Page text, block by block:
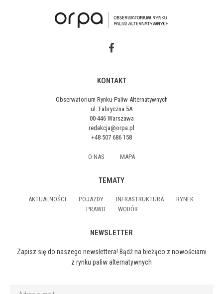
KONTAKT
Obserwatorium Rynku Paliw Alternatywnych
ul. Fabryczna 5A
00-446 Warszawa
redakcja@orpa.pl
+48 507 686 158
O NAS MAPA
TEMATY
AKTUALNOŚCI POJAZDY INFRASTRUKTURA
RYNEK
PRAWO
WODÓR
NEWSLETTER
Zapisz się do naszego newslettera! Bądź na bieżąco z nowościami
z rynku paliw alternatywnych